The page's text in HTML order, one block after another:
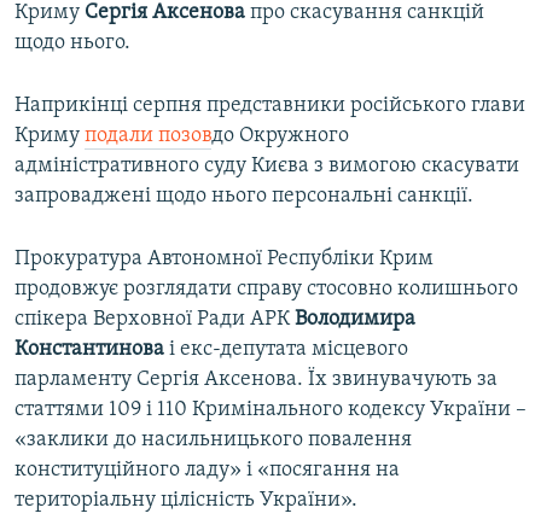
Криму Сергія Аксенова про скасування санкцій
щодо нього.
Наприкінці серпня представники російського глави
Криму подали позовдо Окружного
адміністративного суду Києва з вимогою скасувати
запроваджені щодо нього персональні санкції.
Прокуратура Автономної Республіки Крим
продовжує розглядати справу стосовно колишнього
спікера Верховної Ради АРКВолодимира
Константинова і екс-депутата місцевого
парламенту Сергія Аксенова. Їх звинувачують за
статтями 109 і 110 Кримінального кодексу України –
«заклики до насильницького повалення
конституційного ладу» і «посягання на
територіальну цілісність України».